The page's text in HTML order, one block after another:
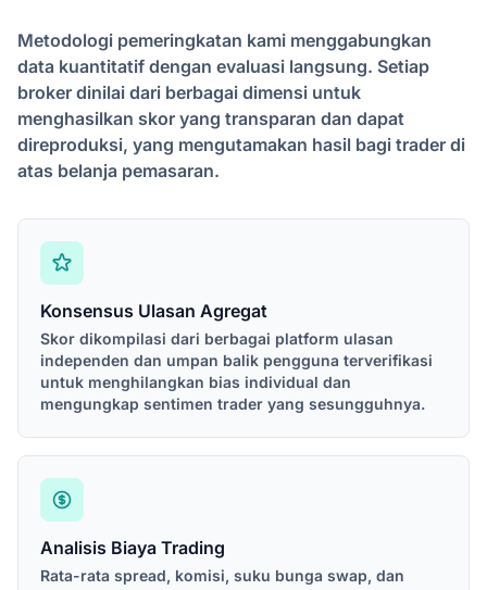
Metodologi pemeringkatan kami menggabungkan
data kuantitatif dengan evaluasi langsung. Setiap
broker dinilai dari berbagai dimensi untuk
menghasilkan skor yang transparan dan dapat
direproduksi, yang mengutamakan hasil bagi trader di
atas belanja pemasaran.
Konsensus Ulasan Agregat
Skor dikompilasi dari berbagai platform ulasan
independen dan umpan balik pengguna terverifikasi
untuk menghilangkan bias individual dan
mengungkap sentimen trader yang sesungguhnya.
Analisis Biaya Trading
Rata-rata spread, komisi, suku bunga swap, dan